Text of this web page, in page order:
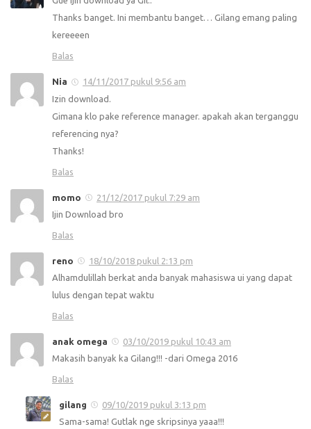
Thanks banget. Ini membantu banget… Gilang emang paling
kereeeen
Balas
Nia
14/11/2017 pukul 9:56 am
Izin download.
Gimana klo pake reference manager. apakah akan terganggu
referencing nya?
Thanks!
Balas
momo
21/12/2017 pukul 7:29 am
Ijin Download bro
Balas
reno
18/10/2018 pukul 2:13 pm
Alhamdulillah berkat anda banyak mahasiswa ui yang dapat
lulus dengan tepat waktu
Balas
anak omega
03/10/2019 pukul 10:43 am
Makasih banyak ka Gilang!!! -dari Omega 2016
Balas
gilang
09/10/2019 pukul 3:13 pm
Sama-sama! Gutlak nge skripsinya yaaa!!!